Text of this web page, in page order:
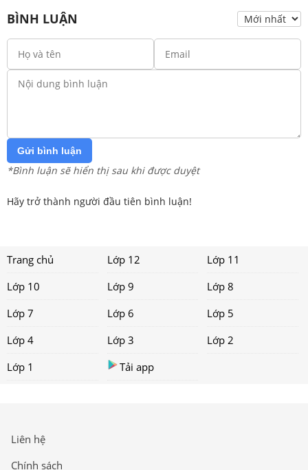
BÌNH LUẬN
Gửi bình luận
*Bình luận sẽ hiển thị sau khi được duyệt
Hãy trở thành người đầu tiên bình luận!
Trang chủ Lớp 12
Lớp 11
Lớp 10
Lớp 9
Lớp 8
Lớp 7
Lớp 6
Lớp 5
Lớp 4
Lớp 3
Lớp 2
Lớp 1
Tải app
Liên hệ
Chính sách